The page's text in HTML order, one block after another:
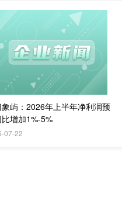
象屿：2026年上半年净利润预
增加1%-5%
07-22